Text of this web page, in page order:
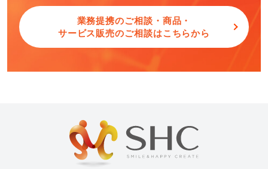
業務提携のご相談・商品・
サービス販売のご相談はこちらから